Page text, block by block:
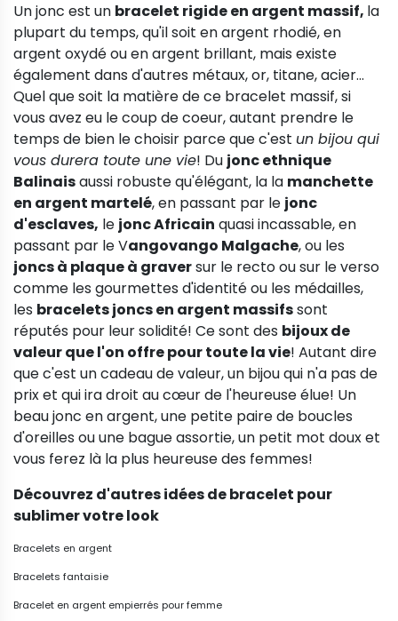
Un jonc est un bracelet rigide en argent massif, la
plupart du temps, qu'il soit en argent rhodié, en
argent oxydé ou en argent brillant, mais existe
également dans d'autres métaux, or, titane, acier...
Quel que soit la matière de ce bracelet massif, si
vous avez eu le coup de coeur, autant prendre le
temps de bien le choisir parce que c'est un bijou qui
vous durera toute une vie! Du jonc ethnique
Balinaisaussi robuste qu'élégant, la la manchette
en argent martelé, en passant par le jonc
d'esclaves, le jonc Africain quasi incassable, en
passant par le Vangovango Malgache, ou les
joncs à plaque à graversur le recto ou sur le verso
comme les gourmettes d'identité ou les médailles,
les bracelets joncs en argent massifssont
réputés pour leur solidité! Ce sont des bijoux de
valeur que l'on offre pour toute la vie! Autant dire
que c'est un cadeau de valeur, un bijou qui n'a pas de
prix et qui ira droit au cœur de l'heureuse élue! Un
beau jonc en argent, une petite paire de boucles
d'oreilles ou une bague assortie, un petit mot doux et
vous ferez là la plus heureuse des femmes!
Découvrez d'autres idées de bracelet pour
sublimer votre look
Bracelets en argent
Bracelets fantaisie
Bracelet en argent empierrés pour femme